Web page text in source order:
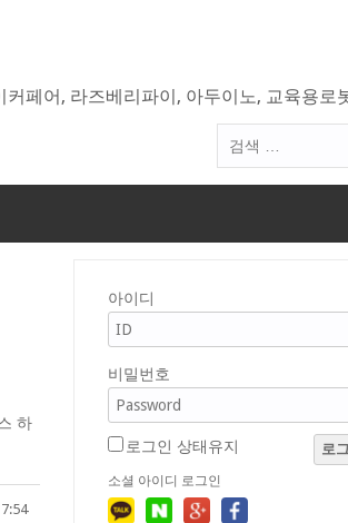
페어, 라즈베리파이, 아두이노, 교육용로
색
하
아이디
비밀번호
로그인 상태유지 로
소셜 아이디 로그인